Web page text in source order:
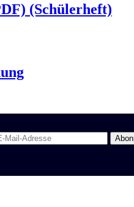
(Schülerheft)